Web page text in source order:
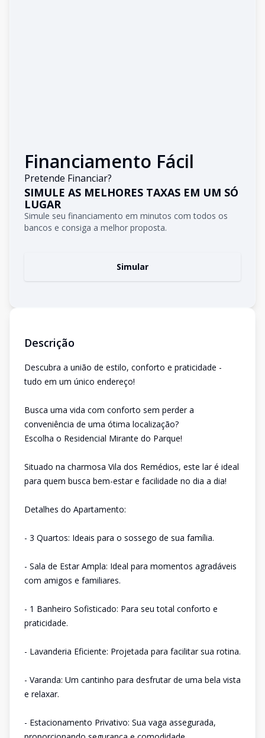
Financiamento Fácil
Pretende Financiar?
SIMULE AS MELHORES TAXAS EM UM SÓ
LUGAR
Simule seu financiamento em minutos com todos os
bancos e consiga a melhor proposta.
Simular
Descrição
Descubra a união de estilo, conforto e praticidade -
tudo em um único endereço!
Busca uma vida com conforto sem perder a
conveniência de uma ótima localização?
Escolha o Residencial Mirante do Parque!
Situado na charmosa Vila dos Remédios, este lar é ideal
para quem busca bem-estar e facilidade no dia a dia!
Detalhes do Apartamento:
- 3 Quartos: Ideais para o sossego de sua família.
- Sala de Estar Ampla: Ideal para momentos agradáveis
com amigos e familiares.
- 1 Banheiro Sofisticado: Para seu total conforto e
praticidade.
- Lavanderia Eficiente: Projetada para facilitar sua rotina.
- Varanda: Um cantinho para desfrutar de uma bela vista
e relaxar.
- Estacionamento Privativo: Sua vaga assegurada,